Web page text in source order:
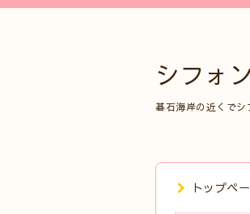
シフォ
碁石海岸の近くで
トップペ